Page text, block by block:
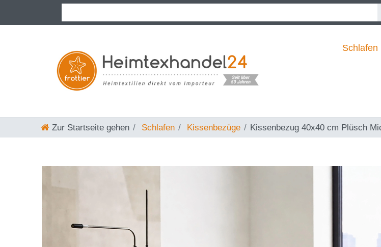
Schlafen
Zur Startseite gehen Schlafen Kissenbezüge Kissenbezug 40x40 cm Plüsch